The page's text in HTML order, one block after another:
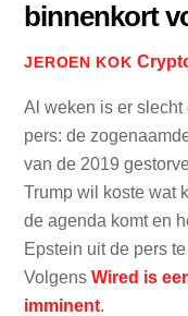
binnenkort
JEROEN KOK
Al weken is er
pers: de
van de 2019
Trump wil koste wat
de agenda komt en
Epstein uit de pers
VolgensWired is
imminent.